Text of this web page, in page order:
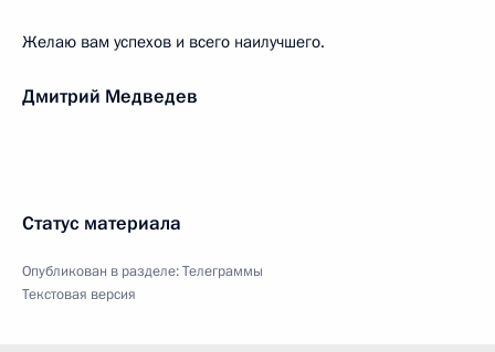
Желаю вам успехов и всего наилучшего.
Дмитрий Медведев
Статус материала
Опубликован в разделе:Телеграммы
Текстовая версия